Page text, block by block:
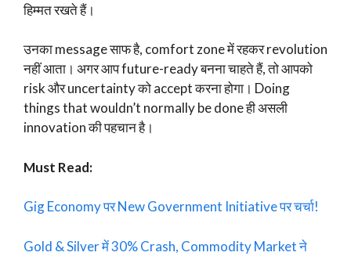
हिम्मत रखते हैं।
उनका message साफ है, comfort zone में रहकर revolution
नहीं आता। अगर आप future-ready बनना चाहते हैं, तो आपको
risk और uncertainty को accept करना होगा। Doing
things that wouldn’t normally be done ही असली
innovation की पहचान है।
Must Read:
Gig Economy पर New Government Initiative पर चर्चा!
Gold & Silver में 30% Crash, Commodity Market ने